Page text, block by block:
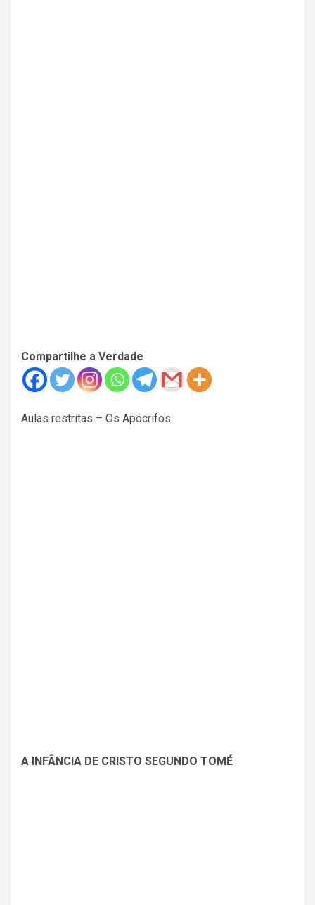
Compartilhe a Verdade
Aulas restritas – Os Apócrifos
A INFÂNCIA DE CRISTO SEGUNDO TOMÉ